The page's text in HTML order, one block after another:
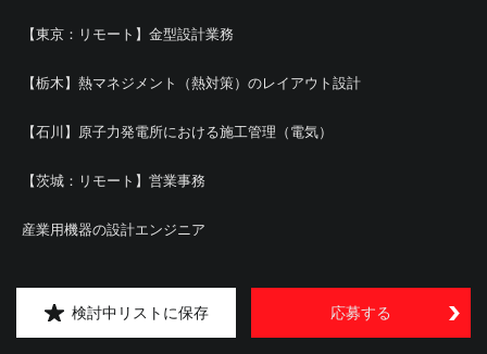
【東京：リモート】金型設計業務
【栃木】熱マネジメント（熱対策）のレイアウト設計
【石川】原子力発電所における施工管理（電気）
【茨城：リモート】営業事務
産業用機器の設計エンジニア
検討中リストに保存 応募する